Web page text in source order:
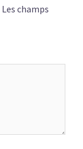
Les champs